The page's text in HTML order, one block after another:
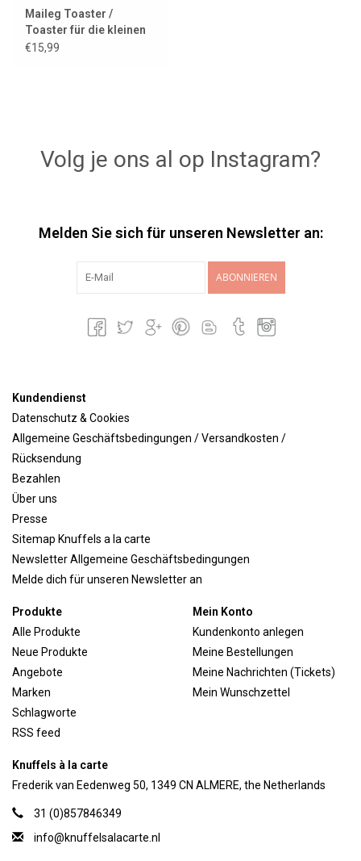
Maileg Toaster /
Toaster für die kleinen
Mäuse
€15,99
Volg je ons al op Instagram?
Melden Sie sich für unseren Newsletter an:
ABONNIEREN
Kundendienst
Datenschutz & Cookies
Allgemeine Geschäftsbedingungen / Versandkosten /
Rücksendung
Bezahlen
Über uns
Presse
Sitemap Knuffels a la carte
Newsletter Allgemeine Geschäftsbedingungen
Melde dich für unseren Newsletter an
Produkte
Alle Produkte
Neue Produkte
Angebote
Marken
Schlagworte
RSS feed
Mein Konto
Kundenkonto anlegen
Meine Bestellungen
Meine Nachrichten (Tickets)
Mein Wunschzettel
Knuffels à la carte
Frederik van Eedenweg 50, 1349 CN ALMERE, the Netherlands
31 (0)857846349
info@knuffelsalacarte.nl